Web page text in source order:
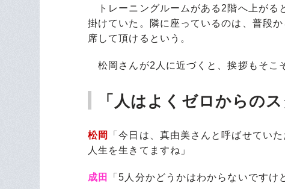
トレーニングルームがある2階へ上がる
掛けていた。隣に座っているのは、普段
席して頂けるという。
松岡さんが2人に近づくと、挨拶もそこ
「人はよくゼロからの
松岡
「今日は、真由美さんと呼ばせてい
人生を生きてますね」
成田 「5人分かどうかはわからないですけ